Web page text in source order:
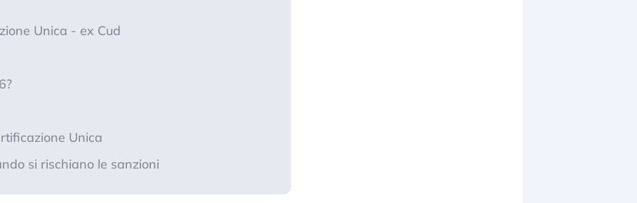
Unica - ex Cud
Unica
si rischiano le sanzioni